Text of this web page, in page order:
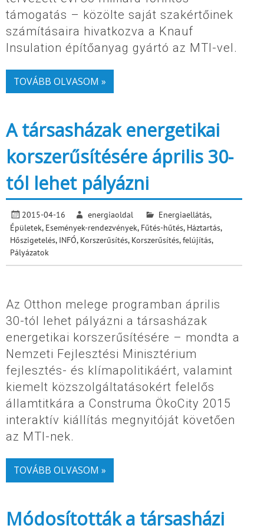
támogatás – közölte saját szakértőinek
számításaira hivatkozva a Knauf
Insulation építőanyag gyártó az MTI-vel.
TOVÁBB OLVASOM »
A társasházak energetikai
korszerűsítésére április 30-
tól lehet pályázni
2015-04-16 energiaoldal Energiaellátás,
Épületek, Események-rendezvények, Fűtés-hűtés, Háztartás,
Hőszigetelés, INFÓ, Korszerűsítés, Korszerűsítés, felújítás,
Pályázatok
Az Otthon melege programban április
30-tól lehet pályázni a társasházak
energetikai korszerűsítésére – mondta a
Nemzeti Fejlesztési Minisztérium
fejlesztés- és klímapolitikáért, valamint
kiemelt közszolgáltatásokért felelős
államtitkára a Construma ÖkoCity 2015
interaktív kiállítás megnyitóját követően
az MTI-nek.
TOVÁBB OLVASOM »
Módosították a társasházi